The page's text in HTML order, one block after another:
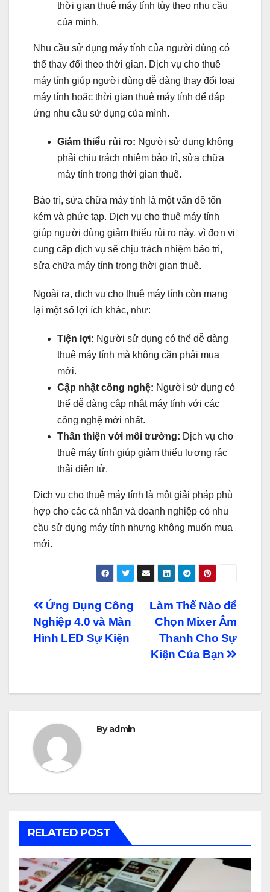
thời gian thuê máy tính tùy theo nhu cầu
của mình.
Nhu cầu sử dụng máy tính của người dùng có
thể thay đổi theo thời gian. Dịch vụ cho thuê
máy tính giúp người dùng dễ dàng thay đổi loại
máy tính hoặc thời gian thuê máy tính để đáp
ứng nhu cầu sử dụng của mình.
Giảm thiểu rủi ro: Người sử dụng không
phải chịu trách nhiệm bảo trì, sửa chữa
máy tính trong thời gian thuê.
Bảo trì, sửa chữa máy tính là một vấn đề tốn
kém và phức tạp. Dịch vụ cho thuê máy tính
giúp người dùng giảm thiểu rủi ro này, vì đơn vị
cung cấp dịch vụ sẽ chịu trách nhiệm bảo trì,
sửa chữa máy tính trong thời gian thuê.
Ngoài ra, dịch vụ cho thuê máy tính còn mang
lại một số lợi ích khác, như:
Tiện lợi: Người sử dụng có thể dễ dàng
thuê máy tính mà không cần phải mua
mới.
Cập nhật công nghệ: Người sử dụng có
thể dễ dàng cập nhật máy tính với các
công nghệ mới nhất.
Thân thiện với môi trường: Dịch vụ cho
thuê máy tính giúp giảm thiểu lượng rác
thải điện tử.
Dịch vụ cho thuê máy tính là một giải pháp phù
hợp cho các cá nhân và doanh nghiệp có nhu
cầu sử dụng máy tính nhưng không muốn mua
mới.
Điều
hướng
Làm Thế Nào để
Chọn Mixer Âm
Thanh Cho Sự
Kiện Của Bạn
Ứng Dụng Công
Nghiệp 4.0 và Màn
Hình LED Sự Kiện
Byadmin
RELATED POST